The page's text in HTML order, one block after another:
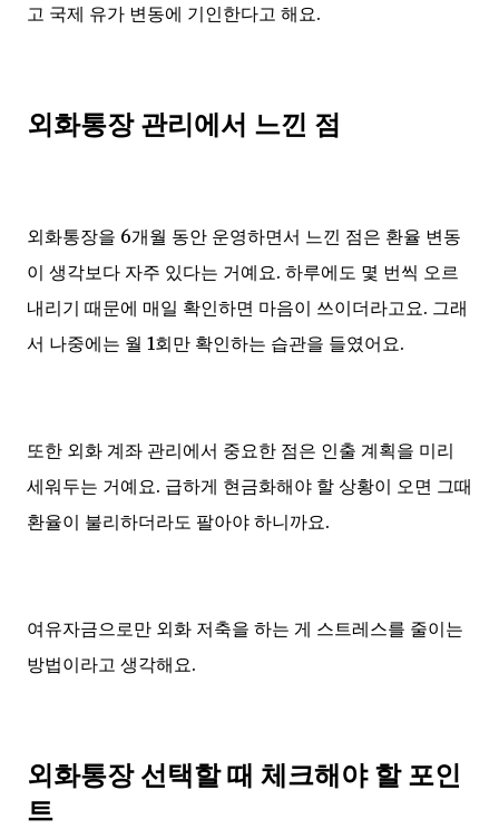
고 국제 유가 변동에 기인한다고 해요.
외화통장 관리에서 느낀 점
외화통장을 6개월 동안 운영하면서 느낀 점은 환율 변동
이 생각보다 자주 있다는 거예요. 하루에도 몇 번씩 오르
내리기 때문에 매일 확인하면 마음이 쓰이더라고요. 그래
서 나중에는 월 1회만 확인하는 습관을 들였어요.
또한 외화 계좌 관리에서 중요한 점은 인출 계획을 미리
세워두는 거예요. 급하게 현금화해야 할 상황이 오면 그때
환율이 불리하더라도 팔아야 하니까요.
여유자금으로만 외화 저축을 하는 게 스트레스를 줄이는
방법이라고 생각해요.
외화통장 선택할 때 체크해야 할 포인
트